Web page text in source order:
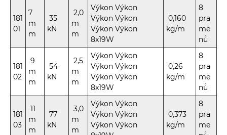
181
01
7
m
m
35
kN
2,0
m
m
Výkon Výkon
Výkon Výkon
Výkon Výkon
8x19W
0,160
kg/m
8
pra
me
nů
181
02
9
m
m
54
kN
2,5
m
m
Výkon Výkon
Výkon Výkon
Výkon Výkon
8x19W
0,26
kg/m
8
pra
me
nů
181
03
11
m
m
77
kN
3,0
m
m
Výkon Výkon
Výkon Výkon
Výkon Výkon
0,373
kg/m
8
pra
me